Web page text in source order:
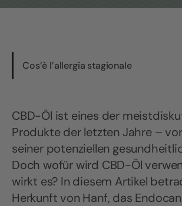
Cos’è l’allergia stagionale
CBD-Öl ist eines der
Produkte der letzten Jahre –
seiner potenziellen
Doch wofür wird CBD-Öl
wirkt es? In diesem Artikel
Herkunft von Hanf, das